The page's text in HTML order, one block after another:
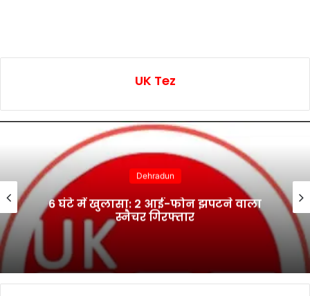
UK Tez
Dehradun
6 घंटे में खुलासा: 2 आई-फोन झपटने वाला
स्नैचर गिरफ्तार